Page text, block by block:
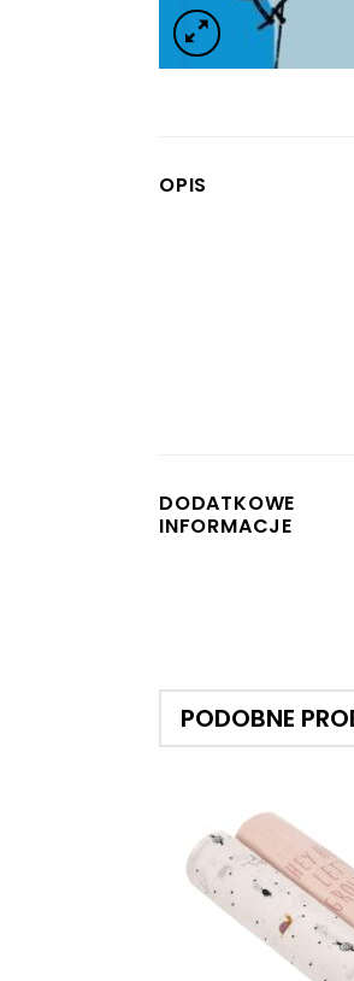
OPIS
DODATKOWE
INFORMACJE
PODOBNE